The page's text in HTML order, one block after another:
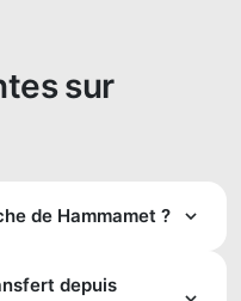
sur
de Hammamet ?
des vols
depuis